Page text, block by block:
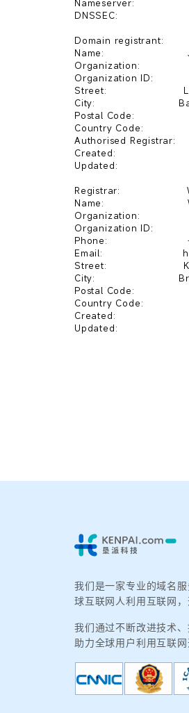
Nameserver:
DNSSEC:
Domain registrant:
Name:
Organization:
Organization ID:
Street:
City:
Postal Code:
Country Code:
Authorised Registrar:
Created:
Updated:
Registrar:
Name:
Organization:
Organization ID:
Phone:
Email:
Street:
City:
Postal Code:
Country Code:
Created:
我们是一家专业的域名
球互联网人利用互联网，
我们通过不断改进技术
助力全球用户利用互联网